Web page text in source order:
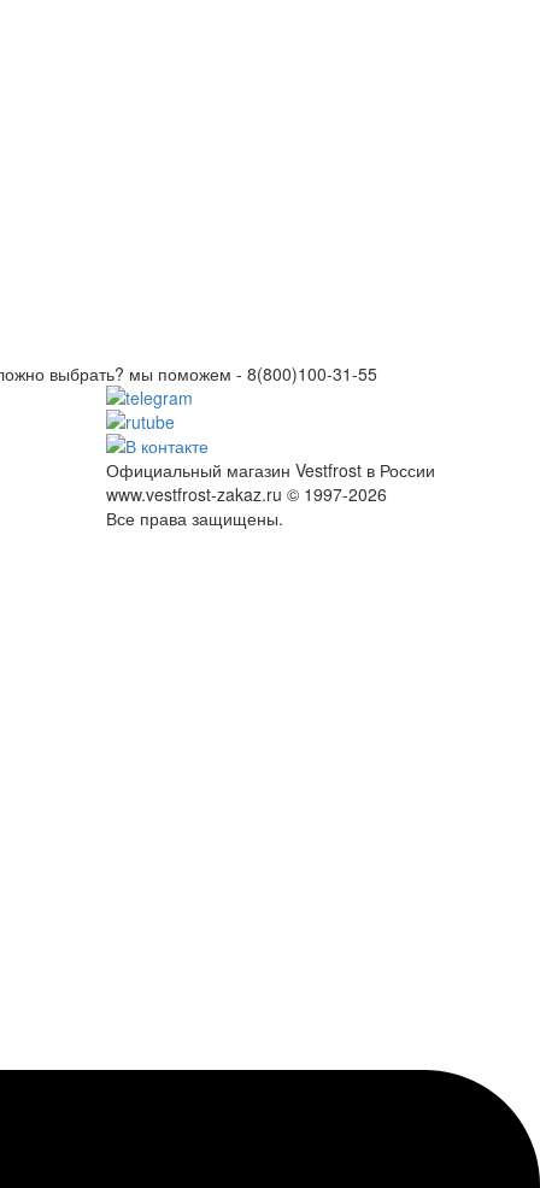
выбрать? мы поможем - 8(800)100-31-55
Официальный магазин Vestfrost в России
www.vestfrost-zakaz.ru © 1997-2026
Все права защищены.